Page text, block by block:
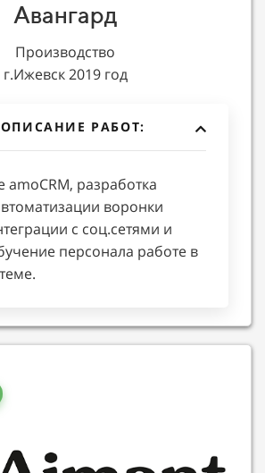
Авангард
Производство
г.Ижевск 2019 год
РАБОТ:
amoCRM, разработка
воронки
с соц.сетями и
персонала работе в